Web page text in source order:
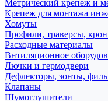
Метрический крепеж и
Крепеж для монтажа
Хомуты
Профили, траверсы,
Расходные материалы
Внтиляционное
Лючки и гермодвери
Дефлекторы, зонты,
Клапаны
Шумоглушители